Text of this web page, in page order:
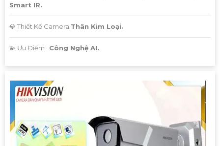
Smart IR.
💎 Thiết Kế Camera Thân Kim Loại.
️💫 Ưu Điểm : Công Nghệ AI.